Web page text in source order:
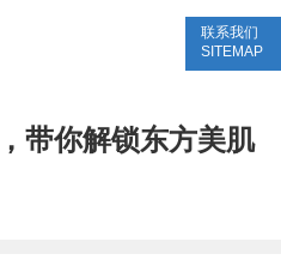
联系我们
SITEMAP
带你解锁东方美肌